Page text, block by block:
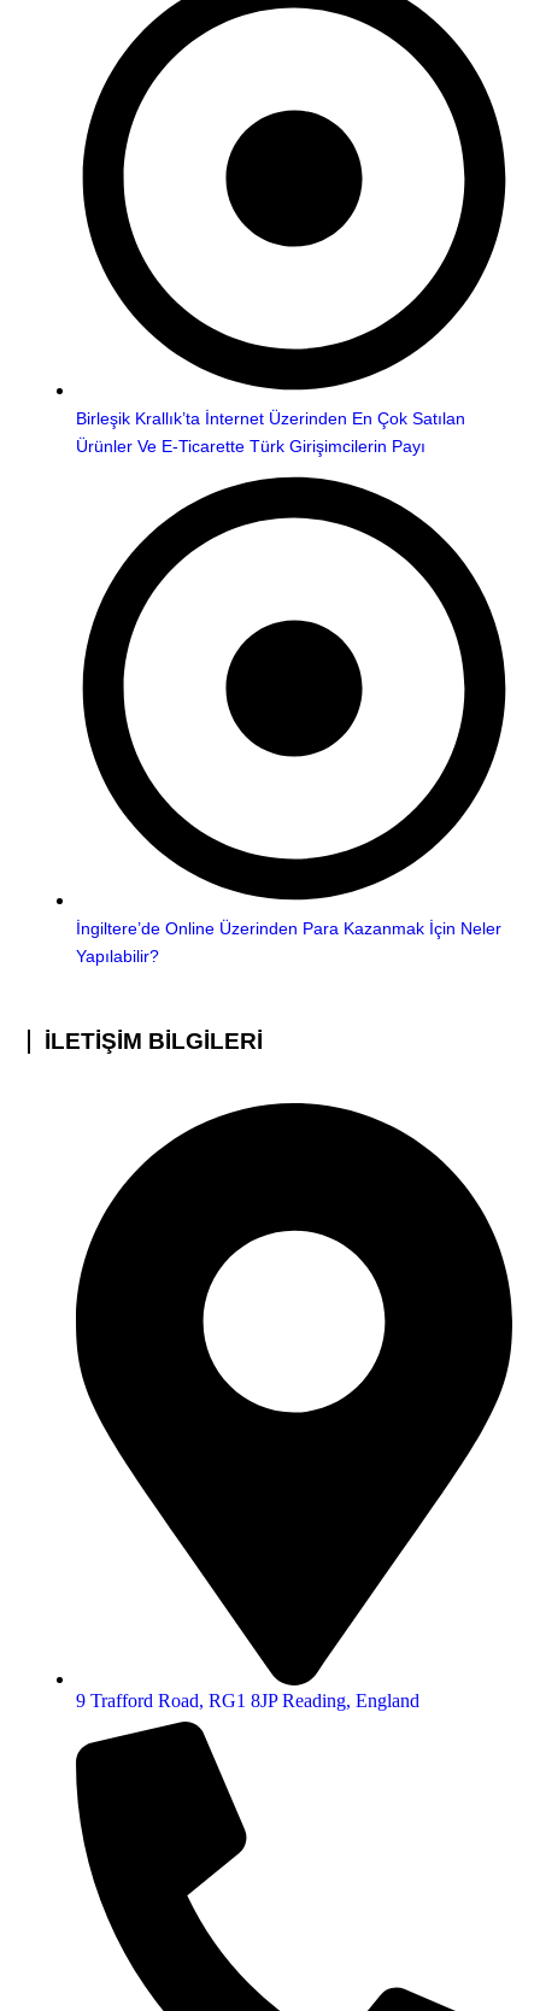
Birleşik Krallık’ta İnternet Üzerinden En Çok Satılan
Ürünler Ve E-Ticarette Türk Girişimcilerin Payı
İngiltere’de Online Üzerinden Para Kazanmak İçin Neler
Yapılabilir?
İLETİŞİM BİLGİLERİ
9 Trafford Road, RG1 8JP Reading, England